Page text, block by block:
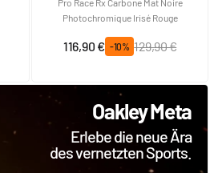
Pro Race Rx Carbone Mat Noire
Photochromique Irisé Rouge
Sonderpreis
116,90 € -10%
Regulärer Preis
129,90 €
Oakley Meta
Erlebe die neue Ära
des vernetzten Sports.